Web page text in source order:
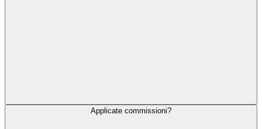
Applicate commissioni?